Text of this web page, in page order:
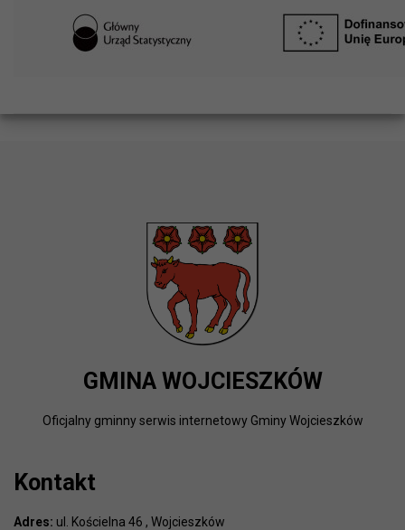
GMINA WOJCIESZKÓW
Oficjalny gminny serwis internetowy Gminy Wojcieszków
Kontakt
Adres: ul. Kościelna 46 , Wojcieszków